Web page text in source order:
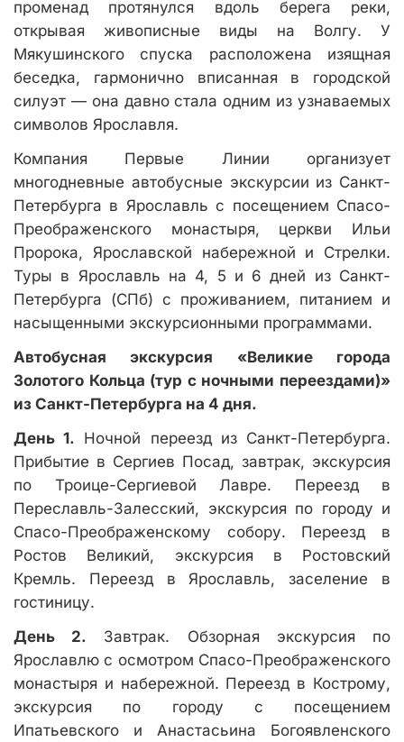
променад протянулся вдоль берега реки,
открывая живописные виды на Волгу. У
Мякушинского спуска расположена изящная
беседка, гармонично вписанная в городской
силуэт — она давно стала одним из узнаваемых
символов Ярославля.
Компания Первые Линии организует
многодневные автобусные экскурсии из Санкт-
Петербурга в Ярославль с посещением Спасо-
Преображенского монастыря, церкви Ильи
Пророка, Ярославской набережной и Стрелки.
Туры в Ярославль на 4, 5 и 6 дней из Санкт-
Петербурга (СПб) с проживанием, питанием и
насыщенными экскурсионными программами.
Автобусная экскурсия «Великие города
Золотого Кольца (тур с ночными переездами)»
из Санкт-Петербурга на 4 дня.
День 1. Ночной переезд из Санкт-Петербурга.
Прибытие в Сергиев Посад, завтрак, экскурсия
по Троице-Сергиевой Лавре. Переезд в
Переславль-Залесский, экскурсия по городу и
Спасо-Преображенскому собору. Переезд в
Ростов Великий, экскурсия в Ростовский
Кремль. Переезд в Ярославль, заселение в
гостиницу.
День 2. Завтрак. Обзорная экскурсия по
Ярославлю с осмотром Спасо-Преображенского
монастыря и набережной. Переезд в Кострому,
экскурсия по городу с посещением
Ипатьевского и Анастасьина Богоявленского